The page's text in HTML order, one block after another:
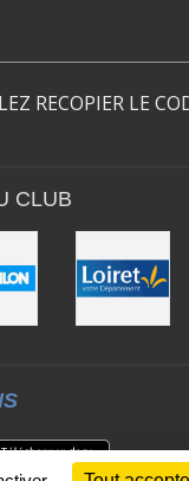
RECOPIER LE
CLUB